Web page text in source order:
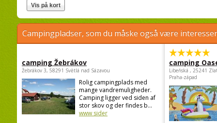
Campingpladser, som du måske også være
camping Žebrákov
Žebrákov 3, 58291 Světlá nad Sázavou
Rolig campingplads med
mange vandremuligheder.
Camping ligger ved siden af
stor skov og der findes b...
www sider
camping
Libeňská , 25241
Praha-západ